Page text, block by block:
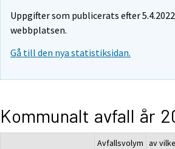
Uppgifter som publicerats efter
webbplatsen.
Gå till den nya statistiksidan.
Kommunalt avfall år
Avfallsvolym av